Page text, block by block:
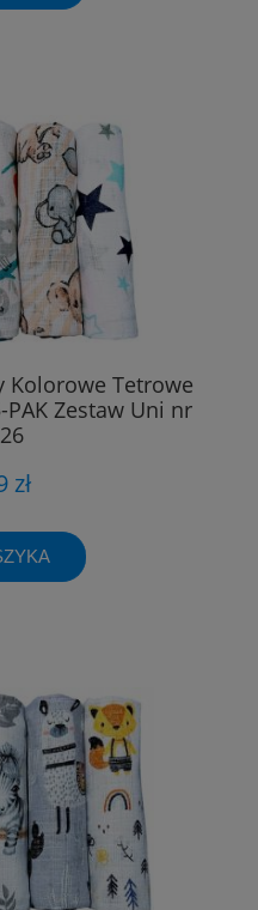
Kolorowe Tetrowe
Zestaw Uni nr
zł